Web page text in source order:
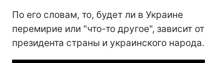
По его словам, то, будет ли в Украине
перемирие или "что-то другое", зависит от
президента страны и украинского народа.